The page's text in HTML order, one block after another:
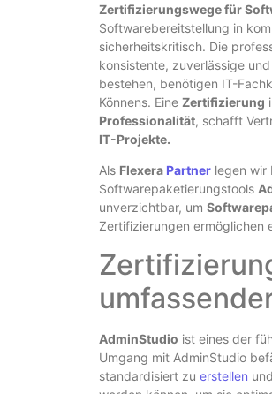
Zertifizierungswege für
Softwarebereitstellung in
sicherheitskritisch. Die
konsistente, zuverlässige
bestehen, benötigen IT-
Könnens. Eine Zertifizierung
Professionalität, schafft
IT-Projekte.
Als Flexera Partner legen wir
Softwarepaketierungstools
unverzichtbar, um
Zertifizierungen ermöglichen
AdminStudio ist eines der
Umgang mit AdminStudio
standardisiert zu erstellen